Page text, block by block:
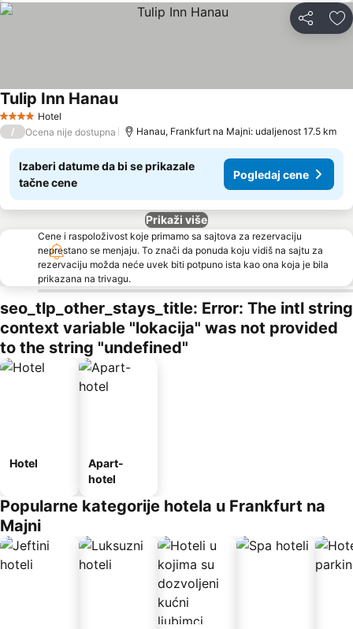
Deli
4 ZvezdiceHotel
Tulip Inn HanauPogledaj cene
/ Ocena nije dostupna Hanau, Frankfurt na Majni: udaljenost 17.5 km
Izaberi datume da bi se prikazale
tačne cene
Pogledaj cene
Prikaži više
Cene i raspoloživost koje primamo sa sajtova za rezervaciju
neprestano se menjaju. To znači da ponuda koju vidiš na sajtu za
rezervaciju možda neće uvek biti potpuno ista kao ona koja je bila
prikazana na trivagu.
seo_tlp_other_stays_title: Error: The intl string
context variable "lokacija" was not provided
to the string "undefined"
Hotel
Apart-
hotel
Popularne kategorije hotela u Frankfurt na
Majni